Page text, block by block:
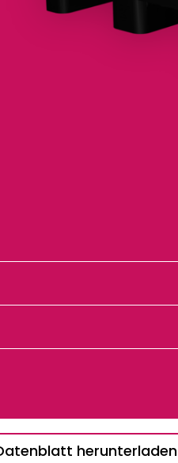
herunterladen